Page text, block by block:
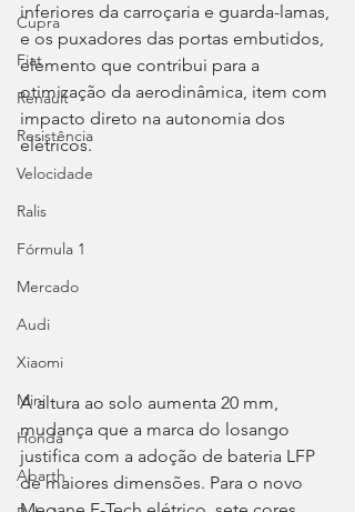
Cupra
Fiat
Renault
Resistência
Velocidade
Ralis
Fórmula 1
Mercado
Audi
Xiaomi
Mini
Honda
Abarth
inferiores da carroçaria e guarda-lamas,
e os puxadores das portas embutidos,
elemento que contribui para a
otimização da aerodinâmica, item com
impacto direto na autonomia dos
elétricos.
A altura ao solo aumenta 20 mm,
mudança que a marca do losango
justifica com a adoção de bateria LFP
de maiores dimensões. Para o novo